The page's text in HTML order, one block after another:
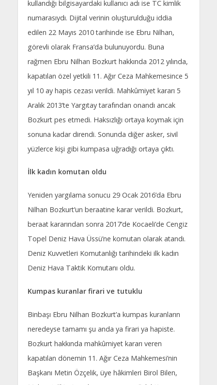
kullandığı bilgisayardaki kullanıcı adı ise TC kimlik
numarasıydı. Dijital verinin oluşturulduğu iddia
edilen 22 Mayıs 2010 tarihinde ise Ebru Nilhan,
görevli olarak Fransa’da bulunuyordu. Buna
rağmen Ebru Nilhan Bozkurt hakkında 2012 yılında,
kapatılan özel yetkili 11. Ağır Ceza Mahkemesince 5
yıl 10 ay hapis cezası verildi. Mahkûmiyet kararı 5
Aralık 2013’te Yargıtay tarafından onandı ancak
Bozkurt pes etmedi. Haksızlığı ortaya koymak için
sonuna kadar direndi. Sonunda diğer asker, sivil
yüzlerce kişi gibi kumpasa uğradığı ortaya çıktı.
İlk kadın komutan oldu
Yeniden yargılama sonucu 29 Ocak 2016’da Ebru
Nilhan Bozkurt’un beraatine karar verildi. Bozkurt,
beraat kararından sonra 2017’de Kocaeli’de Cengiz
Topel Deniz Hava Üssü’ne komutan olarak atandı.
Deniz Kuvvetleri Komutanlığı tarihindeki ilk kadın
Deniz Hava Taktik Komutanı oldu.
Kumpas kuranlar firari ve tutuklu
Binbaşı Ebru Nilhan Bozkurt’a kumpas kuranların
neredeyse tamamı şu anda ya firari ya hapiste.
Bozkurt hakkında mahkûmiyet kararı veren
kapatılan dönemin 11. Ağır Ceza Mahkemesi’nin
Başkanı Metin Özçelik, üye hâkimleri Birol Bilen,